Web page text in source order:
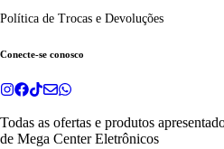
Política de Trocas e Devoluções
Conecte-se conosco
Todas as ofertas e produtos
de Mega Center Eletrônicos